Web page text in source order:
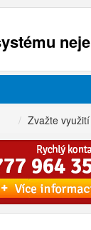
Zvažte využití